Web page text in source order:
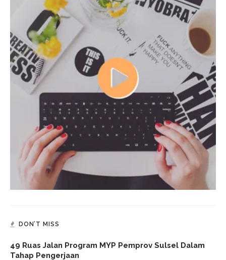
DON’T MISS
49 Ruas Jalan Program MYP Pemprov Sulsel Dalam
Tahap Pengerjaan